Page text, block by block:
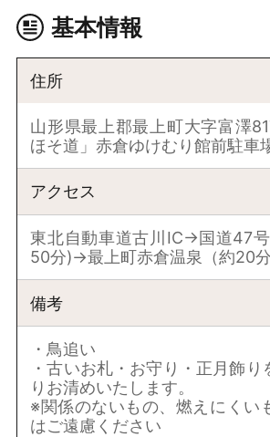
基本情報
住所
山形県最上郡最上町大字富澤
ほそ道」赤倉ゆけむり館前駐車
アクセス
東北自動車道古川IC→国道47
50分)→最上町赤倉温泉（約20
備考
・鳥追い
・古いお札・お守り・正月飾り
りお清めいたします。
※関係のないもの、燃えにくい
はご遠慮ください